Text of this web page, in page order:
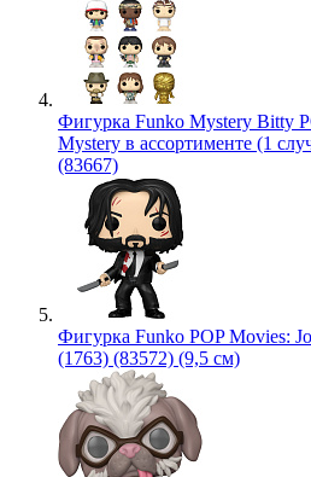
Фигурка Funko Mystery Bitty
Mystery в ассортименте (1
(83667)
Фигурка Funko POP Movies:
(1763) (83572) (9,5 см)